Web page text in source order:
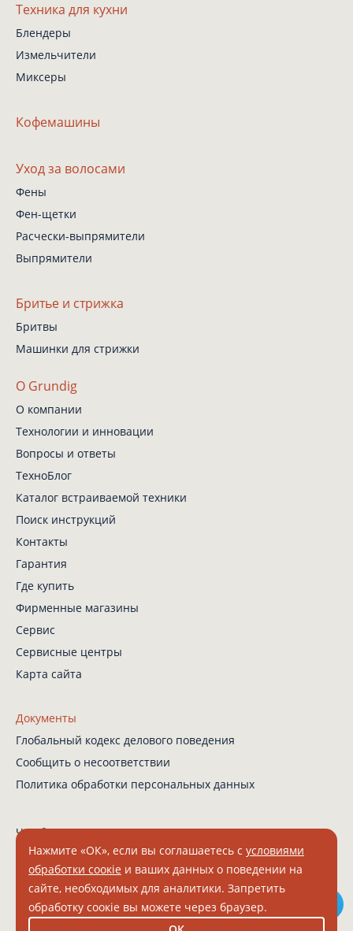
Техника для кухни
Блендеры
Измельчители
Миксеры
Кофемашины
Уход за волосами
Фены
Фен-щетки
Расчески-выпрямители
Выпрямители
Бритье и стрижка
Бритвы
Машинки для стрижки
О Grundig
О компании
Технологии и инновации
Вопросы и ответы
ТехноБлог
Каталог встраиваемой техники
Поиск инструкций
Контакты
Гарантия
Где купить
Фирменные магазины
Сервис
Сервисные центры
Карта сайта
Документы
Глобальный кодекс делового поведения
Сообщить о несоответствии
Политика обработки персональных данных
© 2026 Grundig. Все права защищены.
ООО "БЕКО" ИНН 7804157910 КПП 331601001 ОГРН 1027802512671
Чат-бот в Телеграм
Нажмите «ОК», если вы соглашаетесь с условиями
обработки соокіе и ваших данных о поведении на
сайте, необходимых для аналитики. Запретить
обработку соокіе вы можете через браузер.